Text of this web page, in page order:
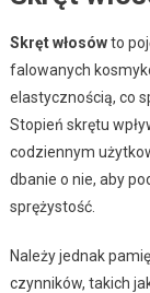
Skręt włosówto
falowanych
elastycznością, co
Stopień skrętu
codziennym
dbanie o nie, aby
sprężystość.
Należy jednak
czynników, takich